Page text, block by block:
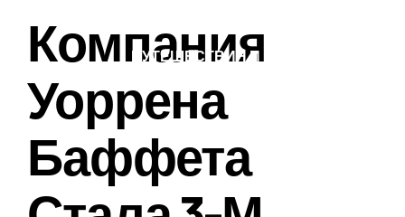
ПУТЕШЕСТВИЯ И
Компания
Уоррена
Баффета